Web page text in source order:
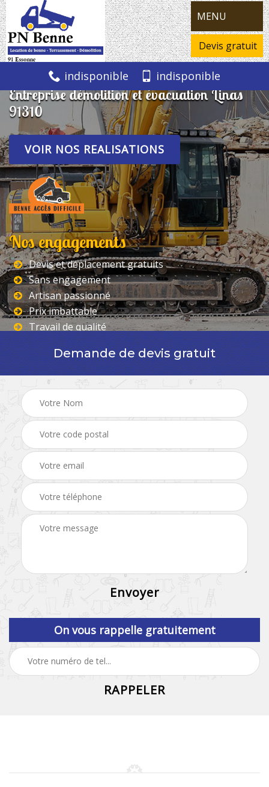
MENU
Devis gratuit
indisponible indisponible
Entreprise démolition et évacuation Linas
91310
VOIR NOS REALISATIONS
Nos engagements
Devis et déplacement gratuits
Sans engagement
Artisan passionné
Prix imbattable
Travail de qualité
Demande de devis gratuit
On vous rappelle gratuitement